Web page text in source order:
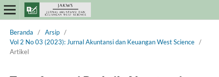
Beranda / Arsip /
Vol 2 No 03 (2023): Jurnal Akuntansi dan Keuangan West Science /
Artikel